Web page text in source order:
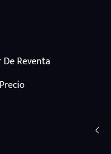
Reventa